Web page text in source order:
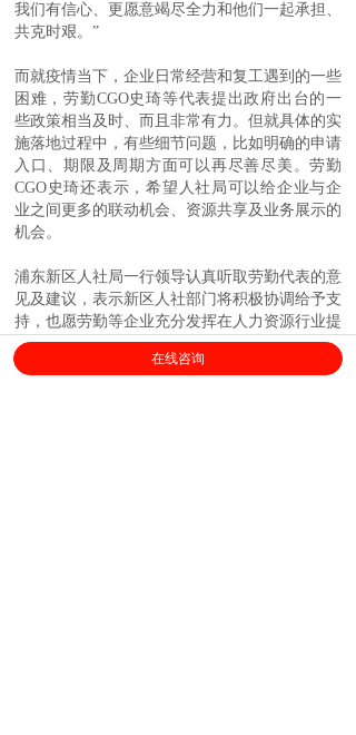
我们有信心、更愿意竭尽全力和他们一起承担、
共克时艰。”
而就疫情当下，企业日常经营和复工遇到的一些
困难，劳勤CGO史琦等代表提出政府出台的一
些政策相当及时、而且非常有力。但就具体的实
施落地过程中，有些细节问题，比如明确的申请
入口、期限及周期方面可以再尽善尽美。劳勤
CGO史琦还表示，希望人社局可以给企业与企
业之间更多的联动机会、资源共享及业务展示的
机会。
浦东新区人社局一行领导认真听取劳勤代表的意
见及建议，表示新区人社部门将积极协调给予支
持，也愿劳勤等企业充分发挥在人力资源行业提
质增效的积极作用，助力企业生存及就业竞争方
面形成正向循环，共同推动浦东经济跨越式发
在线咨询